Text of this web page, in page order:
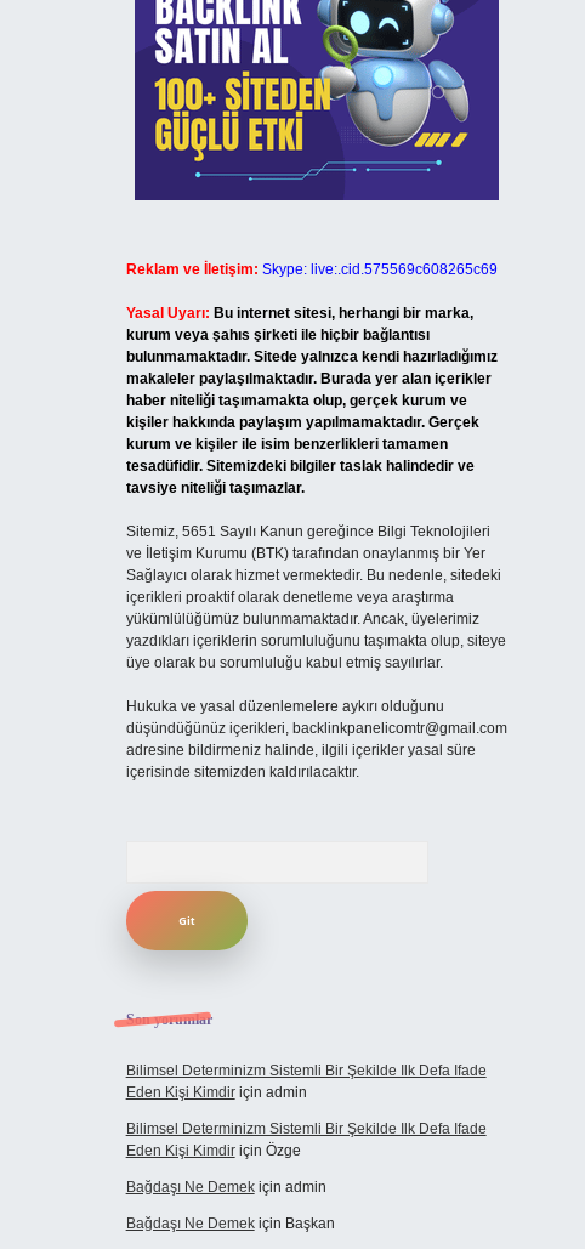
Reklam ve İletişim: Skype: live:.cid.575569c608265c69
Yasal Uyarı: Bu internet sitesi, herhangi bir marka,
kurum veya şahıs şirketi ile hiçbir bağlantısı
bulunmamaktadır. Sitede yalnızca kendi hazırladığımız
makaleler paylaşılmaktadır. Burada yer alan içerikler
haber niteliği taşımamakta olup, gerçek kurum ve
kişiler hakkında paylaşım yapılmamaktadır. Gerçek
kurum ve kişiler ile isim benzerlikleri tamamen
tesadüfidir. Sitemizdeki bilgiler taslak halindedir ve
tavsiye niteliği taşımazlar.
Sitemiz, 5651 Sayılı Kanun gereğince Bilgi Teknolojileri
ve İletişim Kurumu (BTK) tarafından onaylanmış bir Yer
Sağlayıcı olarak hizmet vermektedir. Bu nedenle, sitedeki
içerikleri proaktif olarak denetleme veya araştırma
yükümlülüğümüz bulunmamaktadır. Ancak, üyelerimiz
yazdıkları içeriklerin sorumluluğunu taşımakta olup, siteye
üye olarak bu sorumluluğu kabul etmiş sayılırlar.
Hukuka ve yasal düzenlemelere aykırı olduğunu
düşündüğünüz içerikleri, backlinkpanelicomtr@gmail.com
adresine bildirmeniz halinde, ilgili içerikler yasal süre
içerisinde sitemizden kaldırılacaktır.
Son yorumlar
Bilimsel Determinizm Sistemli Bir Şekilde Ilk Defa Ifade
Eden Kişi Kimdiriçin admin
Bilimsel Determinizm Sistemli Bir Şekilde Ilk Defa Ifade
Eden Kişi Kimdiriçin Özge
Bağdaşı Ne Demekiçin admin
Bağdaşı Ne Demekiçin Başkan